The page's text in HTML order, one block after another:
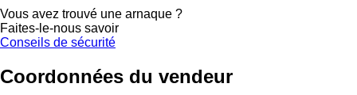
Vous avez trouvé une arnaque ?
Faites-le-nous savoir
Conseils de sécurité
Coordonnées du vendeur